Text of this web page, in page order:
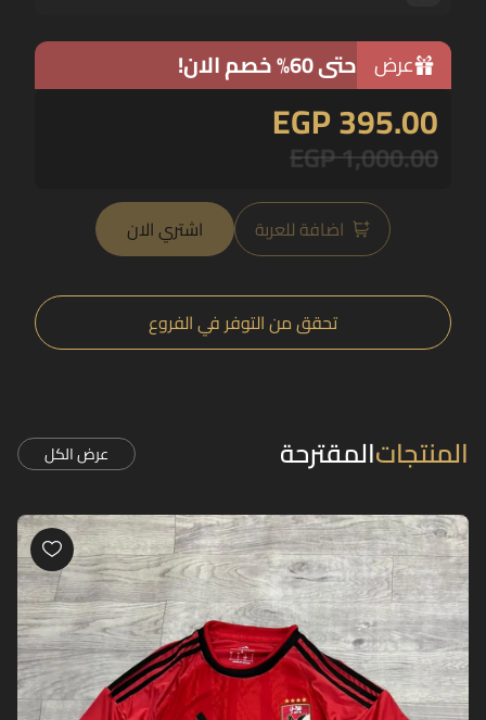
عرض حتى 60% خصم الان!
EGP 395.00
EGP 1,000.00
اضافة للعربة اشتري الان
تحقق من التوفر في الفروع
المنتجاتالمقترحة عرض الكل